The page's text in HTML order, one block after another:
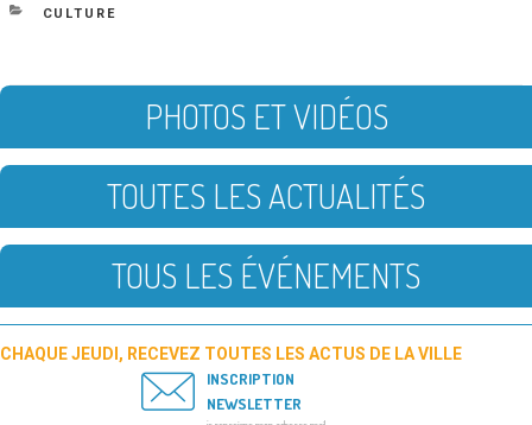
le
CATÉGORIES
CULTURE
PHOTOS ET VIDÉOS
TOUTES LES ACTUALITÉS
TOUS LES ÉVÉNEMENTS
CHAQUE JEUDI, RECEVEZ TOUTES LES ACTUS DE LA VILLE
INSCRIPTION
NEWSLETTER